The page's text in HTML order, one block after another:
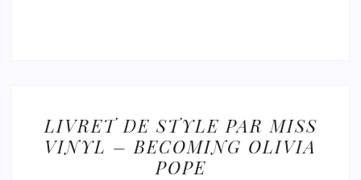
DE
STYLE
PAR
LIVRET DE STYLE PAR MISS
VINYL – BECOMING OLIVIA
POPE